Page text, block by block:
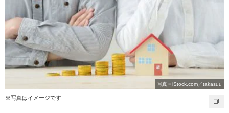
写真＝iStock.com／takasuu
※写真はイメージです